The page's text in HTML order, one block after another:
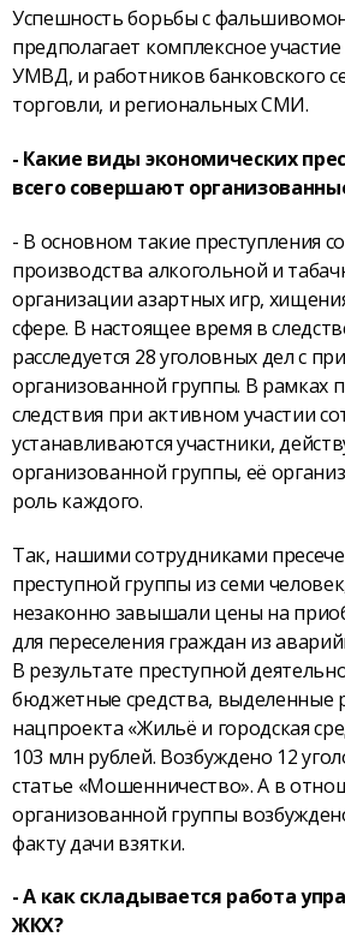
Успешность борьбы с
предполагает комплексное
УМВД, и работников банковского
торговли, и региональных СМИ.
- Какие виды экономических
всего совершают
- В основном такие преступления
производства алкогольной и
организации азартных игр,
сфере. В настоящее время в
расследуется 28 уголовных дел с
организованной группы. В рамках
следствия при активном участии
устанавливаются участники,
организованной группы, её
роль каждого.
Так, нашими сотрудниками
преступной группы из семи
незаконно завышали цены на
для переселения граждан из
В результате преступной
бюджетные средства, выделенные
нацпроекта «Жильё и городская
103 млн рублей. Возбуждено 12
статье «Мошенничество». А в
организованной группы
факту дачи взятки.
- А как складывается работа
ЖКХ?